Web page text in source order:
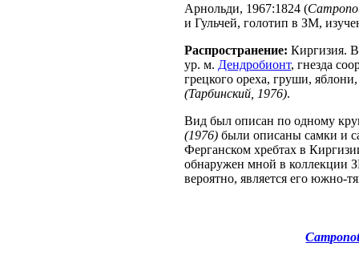
Арнольди, 1967:1824 (
и Гульчей, голотип в ЗМ,
Распространение: Киргизия.
ур. м. Дендробионт, гнезда
грецкого ореха, груши,
(Тарбинский, 1976).
Вид был описан по одному
(1976) были описаны самки и
Ферганском хребтах в
обнаружен мной в коллекции
вероятно, является его южно-